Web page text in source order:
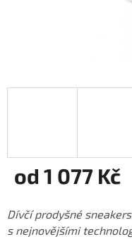
od 1 077 Kč
cena:
Dívčí prodyšné
s nejnovějšími